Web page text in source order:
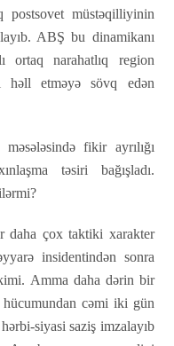
postsovet müstəqilliyinin
ABŞ bu dinamikanı
ortaq narahatlıq region
həll etməyə sövq edən
fikir ayrılığı
təsiri bağışladı.
daha çox taktiki xarakter
insidentindən sonra
Amma daha dərin bir
cəmi iki gün
siyasi saziş imzalayıb